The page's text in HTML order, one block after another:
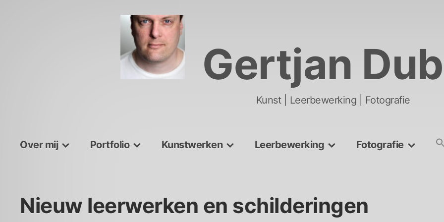
Gertjan
Kunst | Leerbewerking | Fotografie
Over mij Portfolio Kunstwerken Leerbewerking Fotografie
Nieuw leerwerken en schilderingen